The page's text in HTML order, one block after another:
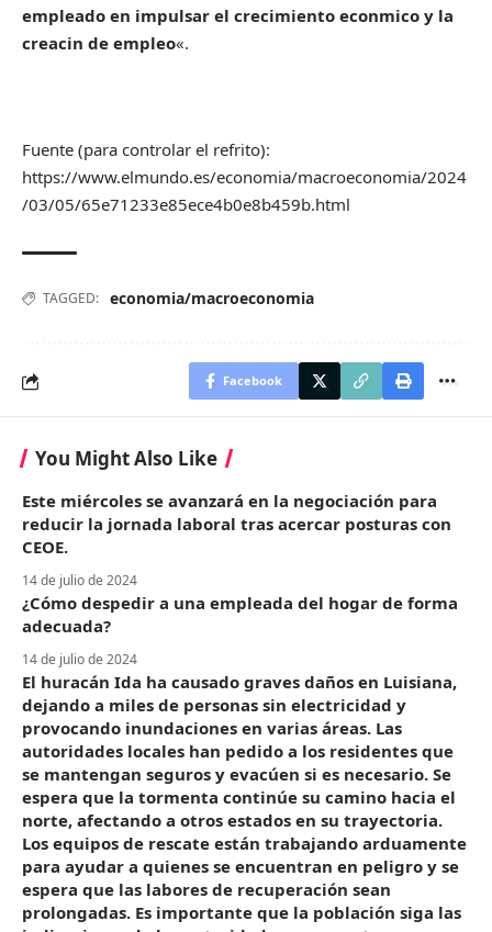
empleado en impulsar el crecimiento econmico y la
creacin de empleo«.
Fuente (para controlar el refrito):
https://www.elmundo.es/economia/macroeconomia/2024
/03/05/65e71233e85ece4b0e8b459b.html
TAGGED: economia/macroeconomia
Facebook
You Might Also Like
Este miércoles se avanzará en la negociación para
reducir la jornada laboral tras acercar posturas con
CEOE.
14 de julio de 2024
¿Cómo despedir a una empleada del hogar de forma
adecuada?
14 de julio de 2024
El huracán Ida ha causado graves daños en Luisiana,
dejando a miles de personas sin electricidad y
provocando inundaciones en varias áreas. Las
autoridades locales han pedido a los residentes que
se mantengan seguros y evacúen si es necesario. Se
espera que la tormenta continúe su camino hacia el
norte, afectando a otros estados en su trayectoria.
Los equipos de rescate están trabajando arduamente
para ayudar a quienes se encuentran en peligro y se
espera que las labores de recuperación sean
prolongadas. Es importante que la población siga las